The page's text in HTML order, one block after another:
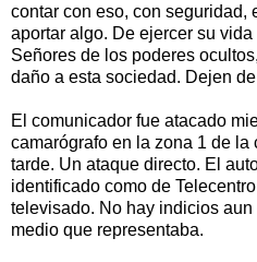
contar con eso, con seguridad,
aportar algo. De ejercer su
Señores de los poderes
daño a esta sociedad. Dejen
El comunicador fue atacado
camarógrafo en la zona 1 de
tarde. Un ataque directo. El
identificado como de
televisado. No hay indicios aun
medio que representaba.